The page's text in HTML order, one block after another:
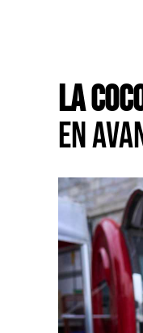
LA
EN